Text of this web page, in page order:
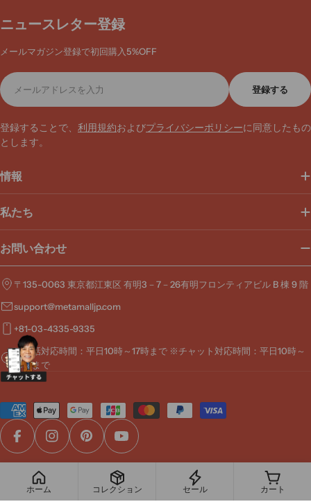
ニュースレター登録
メールマガジン登録で初回購入5%OFF
メ
ー
ル
ド
レ
登録する
登録することで、 利用規約およびプライバシーポリシーに同意したもの
とします。
情報
私たち
お問い合わせ
〒135-0063 東京都江東区 有明3－7－26有明フロンティアビル B 棟 9 階
support@metamalljp.com
+81-03-4335-9335
※電話対応時間：平日10時～17時まで ※チャット対応時間：平日10時～
19時まで
支
払
い
方
FacebookInstagramPinterest YouTube
© 2026MetaMall
ホーム コレクション セール カート